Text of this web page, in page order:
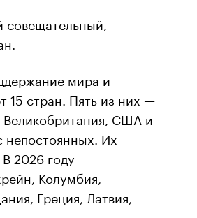
мира и
15 стран. Пять из них —
Великобритания, США и
непостоянных. Их
2026 году
Колумбия,
Греция, Латвия,